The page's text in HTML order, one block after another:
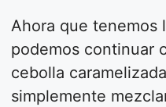
Ahora que tenemos
podemos continuar
cebolla
simplemente